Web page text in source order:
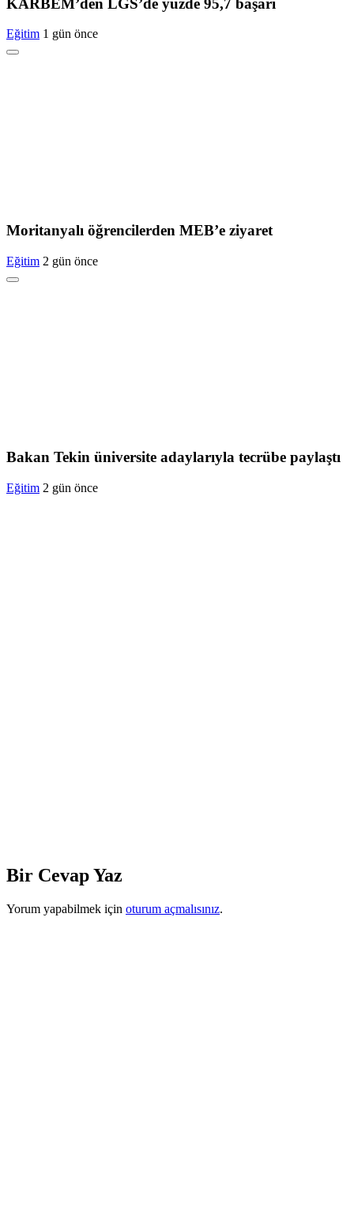
Eğitim 1 gün önce
Moritanyalı öğrencilerden MEB’e ziyaret
Eğitim 2 gün önce
Bakan Tekin üniversite adaylarıyla tecrübe paylaştı
Eğitim 2 gün önce
Bir Cevap Yaz
Yorum yapabilmek için oturum açmalısınız.